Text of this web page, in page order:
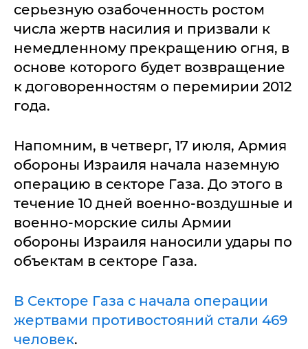
серьезную озабоченность ростом
числа жертв насилия и призвали к
немедленному прекращению огня, в
основе которого будет возвращение
к договоренностям о перемирии 2012
года.
Напомним, в четверг, 17 июля, Армия
обороны Израиля начала наземную
операцию в секторе Газа. До этого в
течение 10 дней военно-воздушные и
военно-морские силы Армии
обороны Израиля наносили удары по
объектам в секторе Газа.
В Секторе Газа с начала операции
жертвами противостояний стали 469
человек.